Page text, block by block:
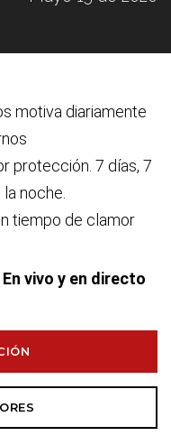
motiva diariamente
protección. 7 días, 7
noche.
tiempo de clamor
En vivo y en directo